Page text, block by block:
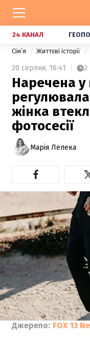
24 КАНАЛ
Сімʼя Життєві історії
20 серпня, 16:41 2
Наречена у
жінка
фотосесії
Марія Лелека
Джерело: FOX 13